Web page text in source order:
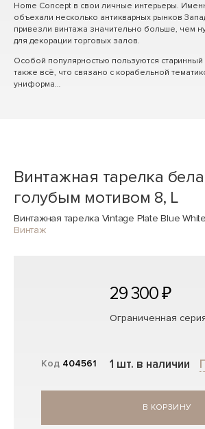
Home Concept в свои личные интерьеры.
объехали несколько антикварных рынков
привезли винтажа значительно больше, чем
для декорации торговых залов.
Особой популярностью пользуются
также всё, что связано с корабельной
униформа…
Винтажная тарелка
голубым мотивом 8, L
Винтажная тарелка Vintage Plate Blue
Винтаж
Код 404561
29 300 ₽
Ограниченная
1 шт. в наличии
В КОРЗИНУ